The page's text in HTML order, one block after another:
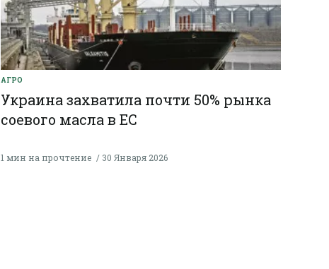
АГРО
Украина захватила почти 50% рынка
соевого масла в ЕС
1 мин на прочтение 30 Января 2026